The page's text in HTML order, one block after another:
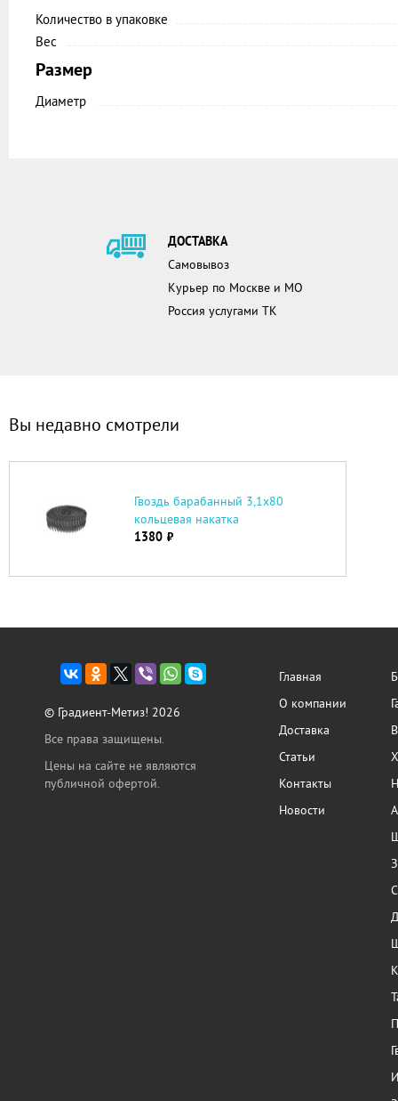
Количество в упаковке
Вес
Размер
Диаметр
ДОСТАВКА
Самовывоз
Курьер по Москве и МО
Россия услугами ТК
Вы недавно смотрели
Гвоздь барабанный 3,1х80
кольцевая накатка
1380 руб.
© Градиент-Метиз! 2026
Все права защищены.
Цены на сайте не являются
публичной офертой.
Главная
О компании
Доставка
Статьи
Контакты
Новости